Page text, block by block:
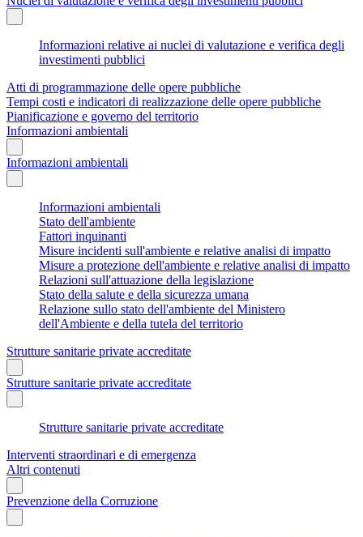
Informazioni relative ai nuclei di valutazione e verifica degli
investimenti pubblici
Atti di programmazione delle opere pubbliche
Tempi costi e indicatori di realizzazione delle opere pubbliche
Pianificazione e governo del territorio
Informazioni ambientali
Informazioni ambientali
Informazioni ambientali
Stato dell'ambiente
Fattori inquinanti
Misure incidenti sull'ambiente e relative analisi di impatto
Misure a protezione dell'ambiente e relative analisi di impatto
Relazioni sull'attuazione della legislazione
Stato della salute e della sicurezza umana
Relazione sullo stato dell'ambiente del Ministero
dell'Ambiente e della tutela del territorio
Strutture sanitarie private accreditate
Strutture sanitarie private accreditate
Strutture sanitarie private accreditate
Interventi straordinari e di emergenza
Altri contenuti
Prevenzione della Corruzione